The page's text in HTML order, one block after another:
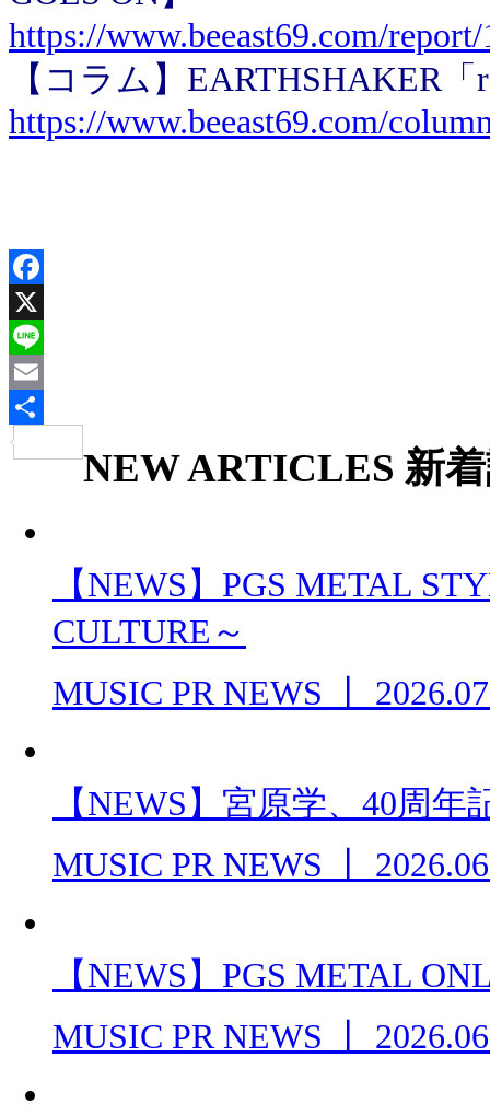
https://www.beeast69.com/
【コラム】EARTHSHAKER「
https://www.beeast69.com/
Facebook
X
Line
Email
有
NEW ARTICLES 新
【NEWS】PGS METAL
CULTURE～
MUSIC PR NEWS
【NEWS】宮原学、40周
MUSIC PR NEWS
【NEWS】PGS METAL
MUSIC PR NEWS